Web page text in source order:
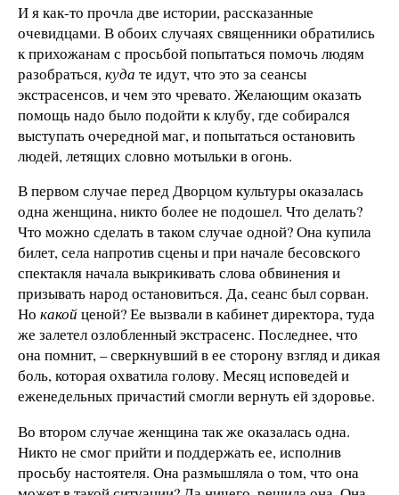
И я как-то прочла две истории, рассказанные
очевидцами. В обоих случаях священники обратились
к прихожанам с просьбой попытаться помочь людям
разобраться, куда те идут, что это за сеансы
экстрасенсов, и чем это чревато. Желающим оказать
помощь надо было подойти к клубу, где собирался
выступать очередной маг, и попытаться остановить
людей, летящих словно мотыльки в огонь.
В первом случае перед Дворцом культуры оказалась
одна женщина, никто более не подошел. Что делать?
Что можно сделать в таком случае одной? Она купила
билет, села напротив сцены и при начале бесовского
спектакля начала выкрикивать слова обвинения и
призывать народ остановиться. Да, сеанс был сорван.
Но какойценой? Ее вызвали в кабинет директора, туда
же залетел озлобленный экстрасенс. Последнее, что
она помнит, – сверкнувший в ее сторону взгляд и дикая
боль, которая охватила голову. Месяц исповедей и
еженедельных причастий смогли вернуть ей здоровье.
Во втором случае женщина так же оказалась одна.
Никто не смог прийти и поддержать ее, исполнив
просьбу настоятеля. Она размышляла о том, что она